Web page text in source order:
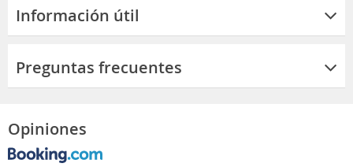
Información útil
Preguntas frecuentes
Opiniones